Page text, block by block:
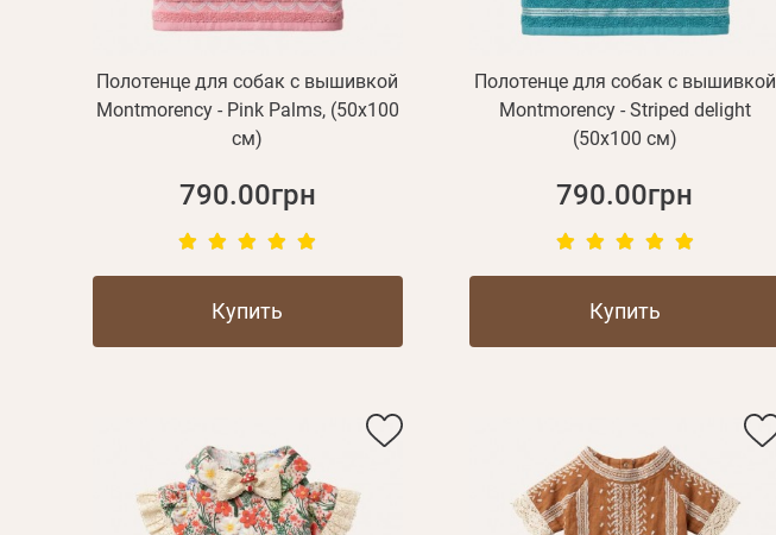
Полотенце для собак с вышивкой
Montmorency - Pink Palms, (50x100
см)
790.00грн
Купить
Полотенце для собак с вышивкой
Montmorency - Striped delight
(50x100 см)
790.00грн
Купить